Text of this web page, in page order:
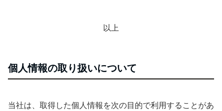
以上
個人情報の取り扱いについて
当社は、取得した個人情報を次の目的で利用することがあ